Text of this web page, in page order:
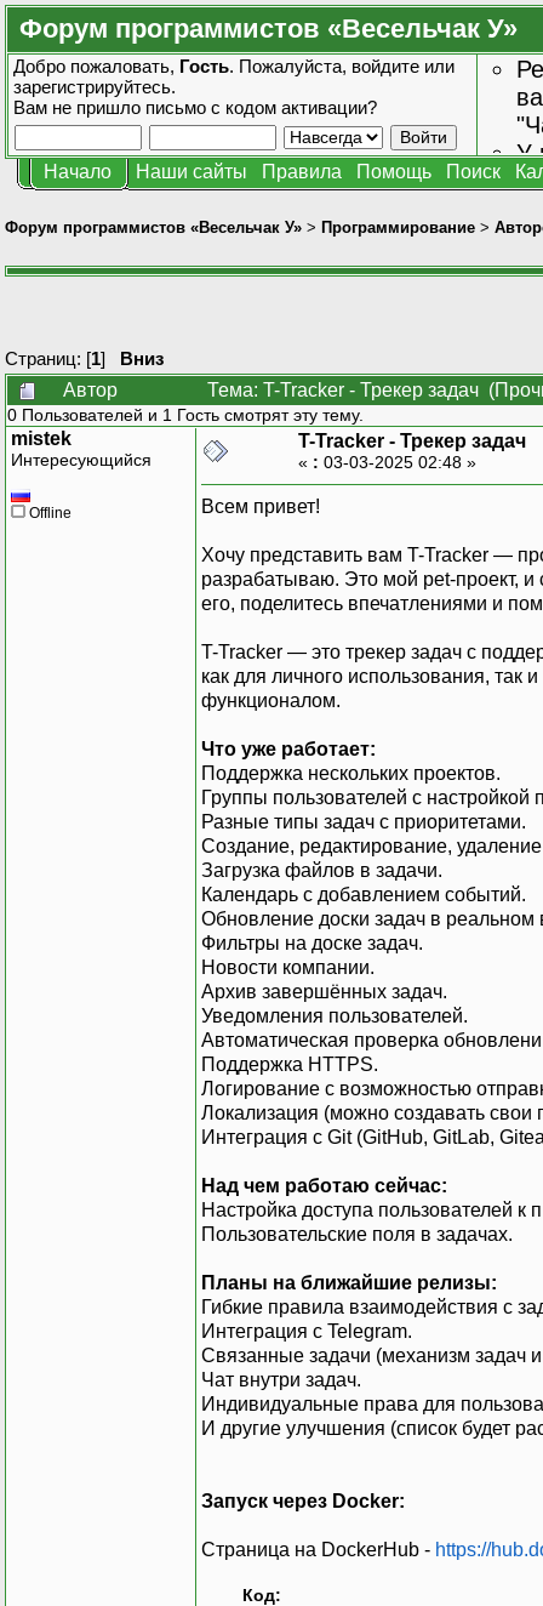
Форум программистов «Весельчак У»
Добро пожаловать, Гость. Пожалуйста, войдите или
зарегистрируйтесь.
Вам не пришло письмо с кодом активации?
У
Начало Наши сайты Правила Помощь Поиск
Форум программистов «Весельчак У» > Программирование >
Страниц: [1] Вниз
Автор
Тема: T-Tracker - Трекер задач
0 Пользователей и 1 Гость смотрят эту тему.
mistek
Интересующийся
Offline
T-Tracker - Трекер задач
« : 03-03-2025 02:48 »
Всем привет!
Хочу представить вам T-Tracker —
разрабатываю. Это мой pet-проект, и
его, поделитесь впечатлениями и
T-Tracker — это трекер задач с
как для личного использования,
функционалом.
Что уже работает:
Поддержка нескольких проектов.
Группы пользователей с настройкой
Разные типы задач с приоритетами.
Создание, редактирование,
Загрузка файлов в задачи.
Календарь с добавлением событий.
Обновление доски задач в реальном
Фильтры на доске задач.
Новости компании.
Архив завершённых задач.
Уведомления пользователей.
Автоматическая проверка
Поддержка HTTPS.
Логирование с возможностью
Локализация (можно создавать свои
Интеграция с Git (GitHub, GitLab,
Над чем работаю сейчас:
Настройка доступа пользователей к
Пользовательские поля в задачах.
Планы на ближайшие релизы:
Гибкие правила взаимодействия с
Интеграция с Telegram.
Связанные задачи (механизм задач
Чат внутри задач.
Индивидуальные права для
И другие улучшения (список будет
Запуск через Docker:
Страница на DockerHub - https://
Код: